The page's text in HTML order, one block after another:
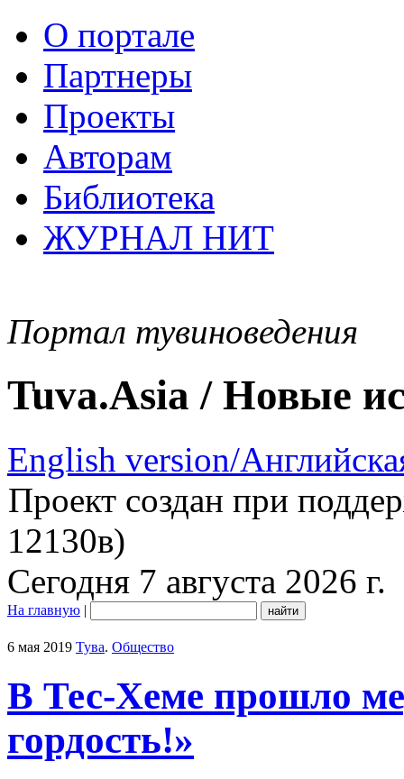
О портале
Партнеры
Проекты
Авторам
Библиотека
ЖУРНАЛ НИТ
Портал тувиноведения
Tuva.Asia / Новые
English version/
Проект создан при
12130в)
Сегодня 7 августа 2026 г.
На главную |
6 мая 2019 Тува. Общество
В Тес-Хеме прошло
гордость!»